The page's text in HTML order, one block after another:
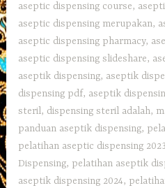
aseptic dispensing course,
aseptic dispensing merupakan,
aseptic dispensing pharmacy,
aseptic dispensing slideshare,
aseptik dispensing, aseptik
dispensing pdf, aseptik
steril, dispensing steril adalah,
panduan aseptik dispensing,
pelatihan aseptic dispensing 2023
Dispensing, pelatihan aseptik
aseptik dispensing 2024,